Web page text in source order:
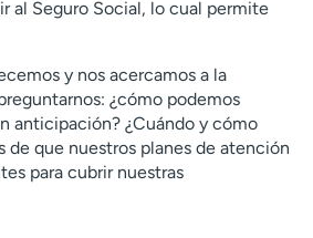
al Seguro Social, lo cual permite
y nos acercamos a la
¿cómo podemos
anticipación? ¿Cuándo y cómo
de que nuestros planes de atención
para cubrir nuestras